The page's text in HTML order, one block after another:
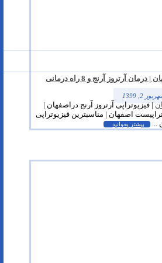
آرتروز آرنج و 8 راه درمانی
2, 1399
| فیزیوتراپی آرتروز آرنج دراصفهان |
فیزیوتراپیست اصفهان | مناسبترین فیزیوتراپی
...
بیشتر بخوانید